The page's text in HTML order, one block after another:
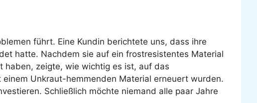
führt. Eine Kundin berichtete uns, dass ihre
hatte. Nachdem sie auf ein frostresistentes Material
haben, zeigte, wie wichtig es ist, auf das
Unkraut-hemmenden Material erneuert wurden.
Schließlich möchte niemand alle paar Jahre